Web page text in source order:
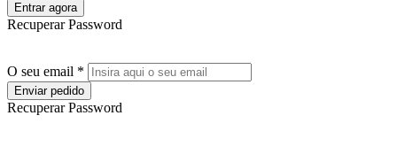
Entrar agora
Recuperar Password
O seu email *
Enviar pedido
Recuperar Password